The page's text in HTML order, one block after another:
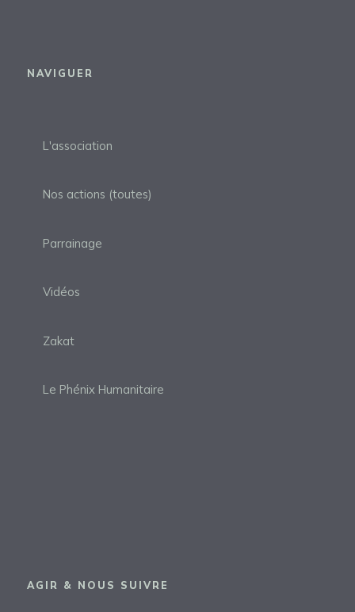
NAVIGUER
L'association
Nos actions (toutes)
Parrainage
Vidéos
Zakat
Le Phénix Humanitaire
AGIR & NOUS SUIVRE